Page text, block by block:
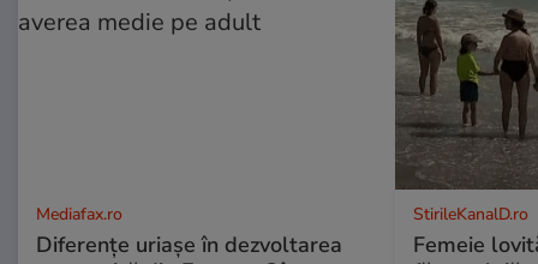
Mediafax.ro
Diferențe uriașe în dezvoltarea
StirileKanalD.ro
Femeie